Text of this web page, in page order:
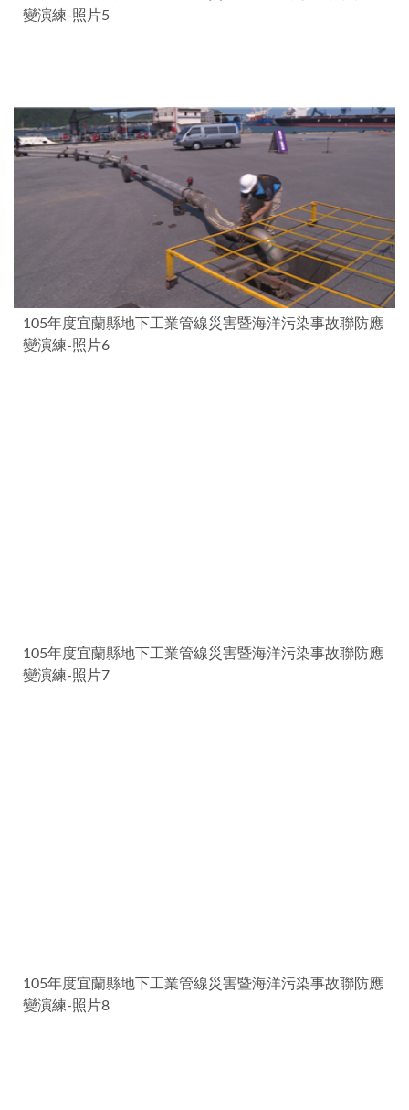
變演練-照片5
105年度宜蘭縣地下工業管線災害暨海洋污染事故聯防應
變演練-照片6
105年度宜蘭縣地下工業管線災害暨海洋污染事故聯防應
變演練-照片7
105年度宜蘭縣地下工業管線災害暨海洋污染事故聯防應
變演練-照片8